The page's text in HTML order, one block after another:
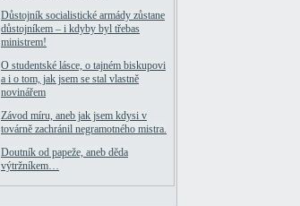
Důstojník socialistické armády zůstane
důstojníkem – i kdyby byl třebas
ministrem!
O studentské lásce, o tajném biskupovi
a i o tom, jak jsem se stal vlastně
novinářem
Závod míru, aneb jak jsem kdysi v
továrně zachránil negramotného mistra.
Doutník od papeže, aneb děda
výtržníkem…